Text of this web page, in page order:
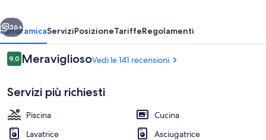
Avanti
36+
PanoramicaServiziPosizioneTariffeRegolamenti
Recensioni
9,09,0 su 10
MeravigliosoVedi le 141 recensioni
Servizi più richiesti
Piscina
Cucina
Lavatrice
Asciugatrice